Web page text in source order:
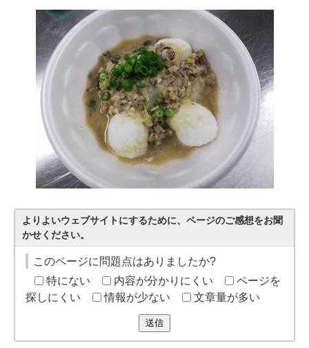
よりよいウェブサイトにするために、ページのご感想をお聞
かせください。
このページに問題点はありましたか?
特にない
内容が分かりにくい
ページを
探しにくい
情報が少ない 文章量が多い
送信